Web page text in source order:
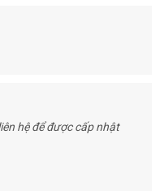
hệ để được cấp nhật